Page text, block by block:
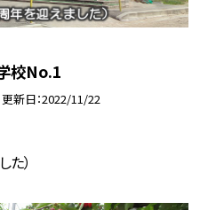
校No.1
更新日 2022/11/22
）